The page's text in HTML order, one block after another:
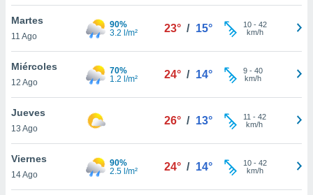
de
cookies
aceptar
Martes
11 Ago
90%
3.2 l/m²
23° / 15° 10- 42
km/h
Miércoles
12 Ago
70%
1.2 l/m²
24° / 14° 9- 40
km/h
Jueves
13 Ago
26° / 13° 11 - 42
km/h
Viernes
14 Ago
90%
2.5 l/m²
24° / 14° 10- 42
km/h